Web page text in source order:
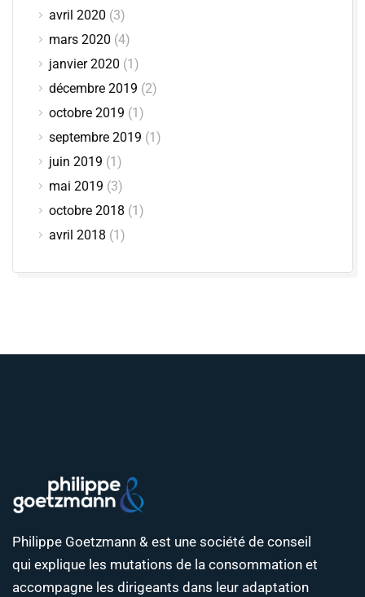
avril 2020 (3)
mars 2020 (4)
janvier 2020 (1)
décembre 2019 (2)
octobre 2019 (1)
septembre 2019 (1)
juin 2019 (1)
mai 2019 (3)
octobre 2018 (1)
avril 2018 (1)
Philippe Goetzmann & est une société de conseil
qui explique les mutations de la consommation et
accompagne les dirigeants dans leur adaptation